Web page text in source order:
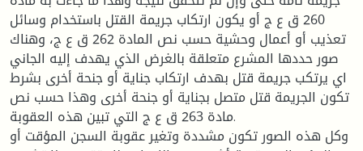
260 ق ع ج أو يكون ارتكاب جريمة القتل باستخدام وسائل
تعذيب أو أعمال وحشية حسب نص المادة 262 ق ع ج، وهناك
صور حددها المشرع متعلقة بالغرض الذي يهدف إليه الجاني
اي يرتكب جريمة قتل بهدف ارتكاب جناية أو جنحة أخرى بشرط
تكون الجريمة قتل متصل بجناية أو جنحة أخرى وهذا حسب نص
مادة 263 ق ع ج التي تبين هذه العقوبة.
وكل هذه الصور تكون مشددة وتغير عقوبة السجن المؤقت أو